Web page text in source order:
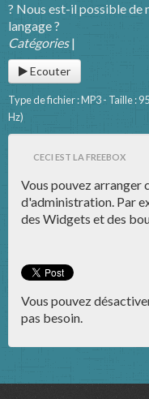
? Nous est-il possible de
langage ?
Catégories|
Ecouter
Type de fichier : MP3 - Taille :
Hz)
CECI EST LA FREEBOX
Vous pouvez arranger
d'administration. Par
des Widgets et des
Vous pouvez
pas besoin.